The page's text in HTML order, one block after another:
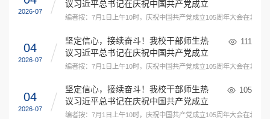
2026-07
议习近平总书记在庆祝中国共产党成立
105周年大会上的重要讲话精神（五）
编者按：7月1日上午10时，庆祝中国共产党成立105周年大会在北京
04
2026-07
坚定信心，接续奋斗！我校干部师生热
议习近平总书记在庆祝中国共产党成立
105周年大会上的重要讲话精神（四）
111
编者按：7月1日上午10时，庆祝中国共产党成立105周年大会在北京
04
2026-07
坚定信心，接续奋斗！我校干部师生热
议习近平总书记在庆祝中国共产党成立
105周年大会上的重要讲话精神（三）
105
编者按：7月1日上午10时，庆祝中国共产党成立105周年大会在北京